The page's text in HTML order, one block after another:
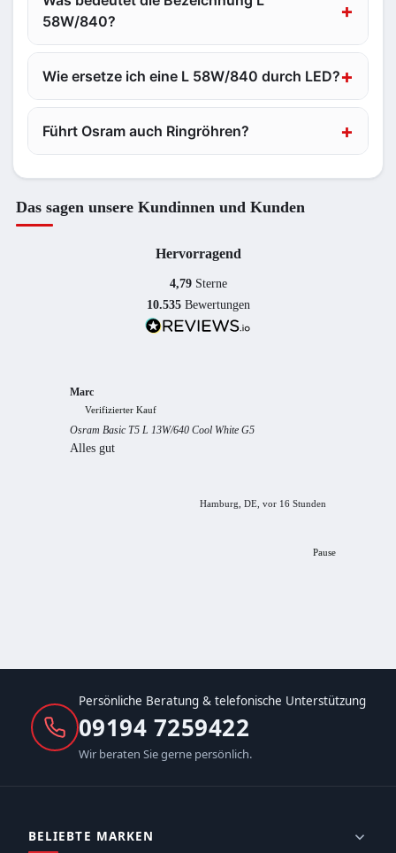
58W/840?
Wie ersetze ich eine L 58W/840 durch LED?
Führt Osram auch Ringröhren?
Das sagen unsere Kundinnen und Kunden
Hervorragend
4,79 Sterne
10.535 Bewertungen
Marc
Verifizierter Kauf
Osram Basic T5 L 13W/640 Cool White G5
Alles gut
Hamburg, DE, vor 16 Stunden
Pause
Persönliche Beratung & telefonische Unterstützung
09194 7259422
Wir beraten Sie gerne persönlich.
BELIEBTE MARKEN